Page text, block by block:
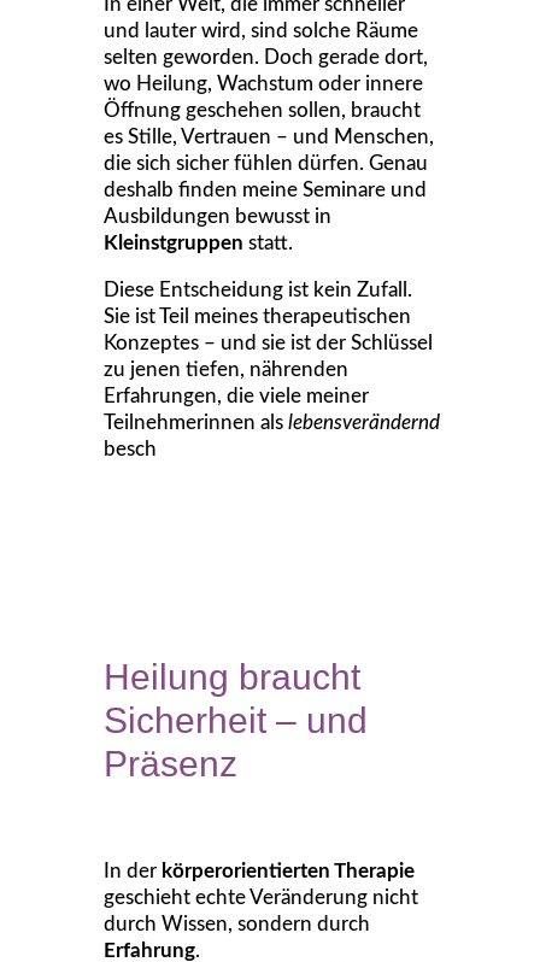
und lauter wird, sind solche Räume
selten geworden. Doch gerade dort,
wo Heilung, Wachstum oder innere
Öffnung geschehen sollen, braucht
es Stille, Vertrauen – und Menschen,
die sich sicher fühlen dürfen. Genau
deshalb finden meine Seminare und
Ausbildungen bewusst in
Kleinstgruppen statt.
Diese Entscheidung ist kein Zufall.
Sie ist Teil meines therapeutischen
Konzeptes – und sie ist der Schlüssel
zu jenen tiefen, nährenden
Erfahrungen, die viele meiner
Teilnehmerinnen alslebensverändernd
besch
Heilung braucht
Sicherheit – und
Präsenz
In der körperorientierten Therapie
geschieht echte Veränderung nicht
durch Wissen, sondern durch
Erfahrung.